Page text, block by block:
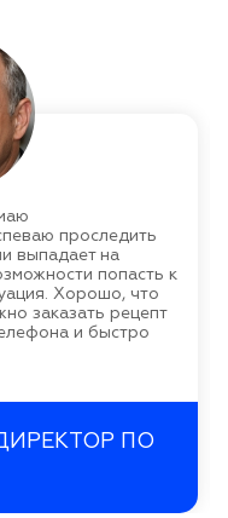
проследить
выпадает на
попасть к
Хорошо, что
заказать рецепт
и быстро
ПО